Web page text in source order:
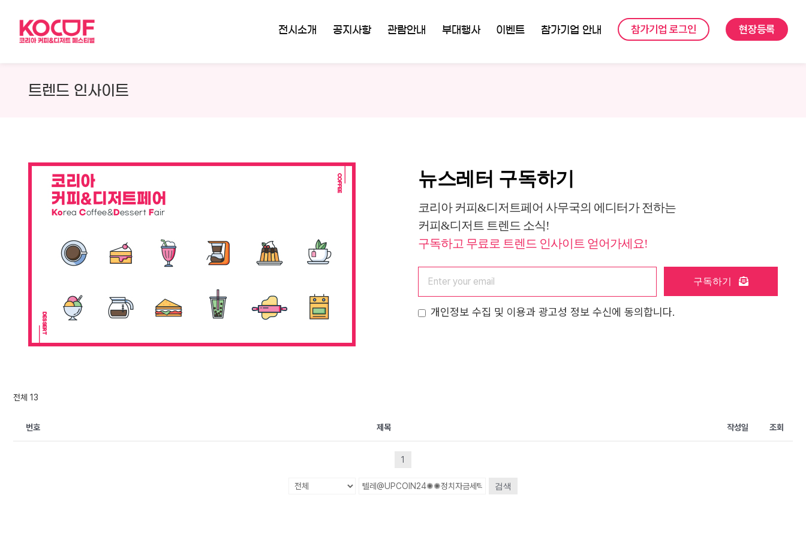
content
전시소개 공지사항 관람안내 부대행사 이벤트 참가기업 안내 참가기업 로그인 현장등록
트렌드 인사이트
뉴스레터 구독하기
코리아 커피&디저트페어 사무국의 에디터가 전하는
커피&디저트 트렌드 소식!
구독하고 무료로 트렌드 인사이트 얻어가세요!
구독하기
개인정보 수집 및 이용과 광고성 정보 수신에 동의합니다.
전체 13
번호 제목 작성일 조회
1
검색